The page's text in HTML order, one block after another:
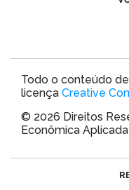
Todo o conteúdo
licença Creative
© 2026 Direitos
Econômica Aplicada